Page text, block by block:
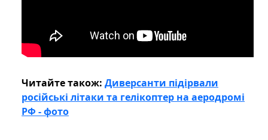
Читайте також: Диверсанти підірвали
російські літаки та гелікоптер на аеродромі
РФ - фото